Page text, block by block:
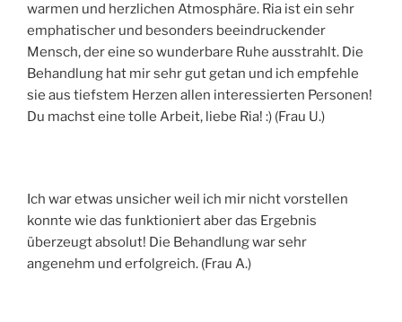
warmen und herzlichen Atmosphäre. Ria ist ein sehr
emphatischer und besonders beeindruckender
Mensch, der eine so wunderbare Ruhe ausstrahlt. Die
Behandlung hat mir sehr gut getan und ich empfehle
sie aus tiefstem Herzen allen interessierten Personen!
Du machst eine tolle Arbeit, liebe Ria! :) (Frau U.)
Ich war etwas unsicher weil ich mir nicht vorstellen
konnte wie das funktioniert aber das Ergebnis
überzeugt absolut! Die Behandlung war sehr
angenehm und erfolgreich. (Frau A.)